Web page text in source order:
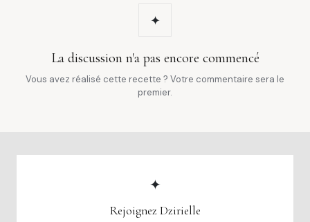
✦
La discussion n'a pas encore commencé
Vous avez réalisé cette recette ? Votre commentaire sera le
premier.
✦
Rejoignez Dzirielle